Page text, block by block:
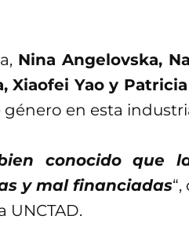
Nina Angelovska,
Xiaofei Yao y
en esta
conocido que
y mal financiadas
UNCTAD.